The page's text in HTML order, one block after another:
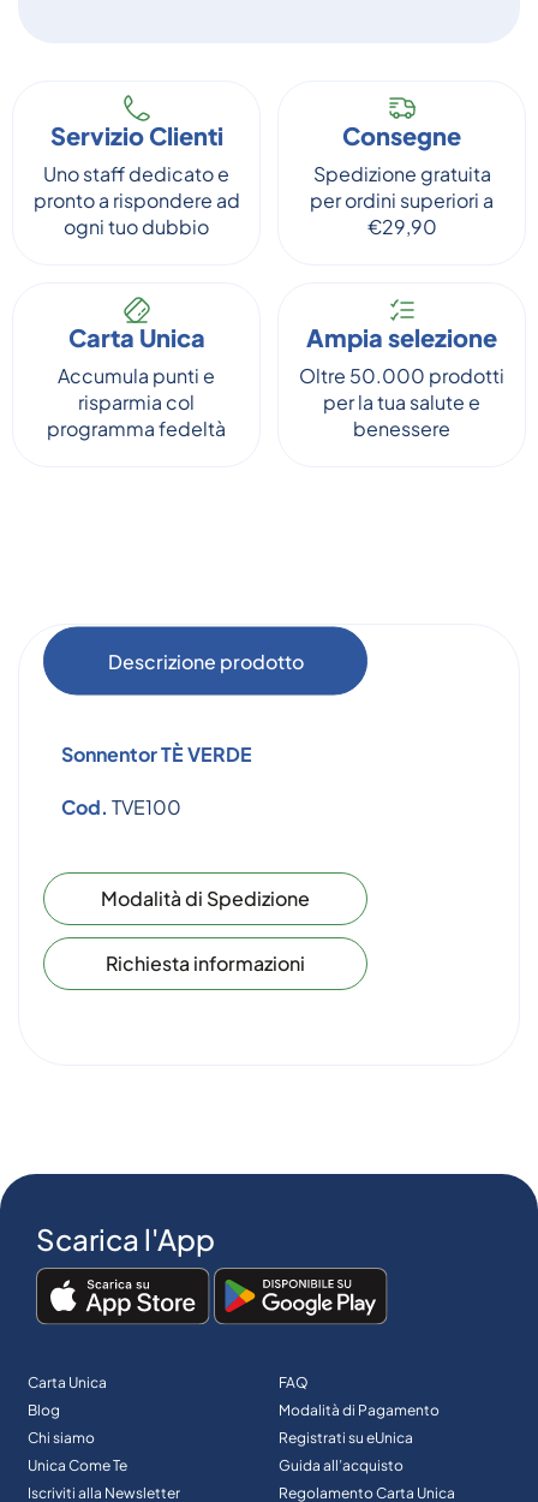
Servizio Clienti
Uno staff dedicato e
pronto a rispondere ad
ogni tuo dubbio
Consegne
Spedizione gratuita
per ordini superiori a
€29,90
Carta Unica
Accumula punti e
risparmia col
programma fedeltà
Ampia selezione
Oltre 50.000 prodotti
per la tua salute e
benessere
Descrizione prodotto
SonnentorTÈ VERDE
Cod. TVE100
Modalità di Spedizione
Richiesta informazioni
Scarica l'App
Carta Unica
Blog
Chi siamo
Unica Come Te
Iscriviti alla Newsletter
FAQ
Modalità di Pagamento
Registrati su eUnica
Guida all’acquisto
Regolamento Carta Unica